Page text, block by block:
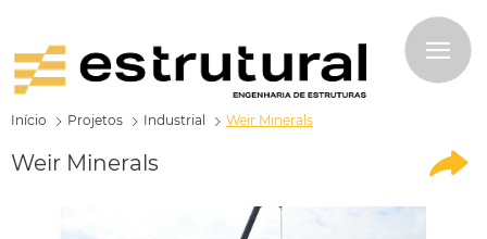
Início Projetos Industrial Weir Minerals
Weir Minerals